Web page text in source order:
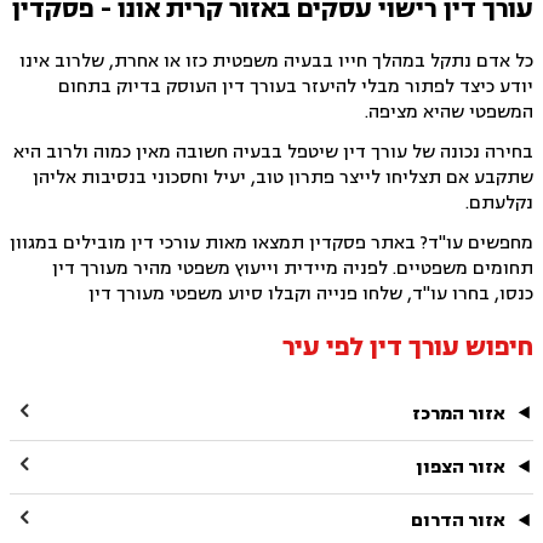
עורך דין רישוי עסקים באזור קרית אונו - פסקדין
כל אדם נתקל במהלך חייו בבעיה משפטית כזו או אחרת, שלרוב אינו
יודע כיצד לפתור מבלי להיעזר בעורך דין העוסק בדיוק בתחום
המשפטי שהיא מציפה.
בחירה נכונה של עורך דין שיטפל בבעיה חשובה מאין כמוה ולרוב היא
שתקבע אם תצליחו לייצר פתרון טוב, יעיל וחסכוני בנסיבות אליהן
נקלעתם.
מחפשים עו"ד? באתר פסקדין תמצאו מאות עורכי דין מובילים במגוון
תחומים משפטיים. לפניה מיידית וייעוץ משפטי מהיר מעורך דין
כנסו, בחרו עו"ד, שלחו פנייה וקבלו סיוע משפטי מעורך דין
חיפוש עורך דין לפי עיר
אזור המרכז 
אזור הצפון 
אזור הדרום 